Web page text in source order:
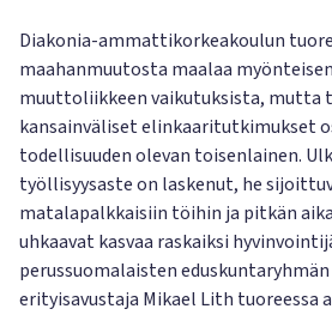
Diakonia-ammattikorkeakoulun
maahanmuutosta maalaa
muuttoliikkeen vaikutuksista, mutta
kansainväliset elinkaaritutkimukset
todellisuuden olevan toisenlainen.
työllisyysaste on laskenut, he
matalapalkkaisiin töihin ja pitkän
uhkaavat kasvaa raskaiksi
perussuomalaisten
erityisavustaja Mikael Lith tuoreessa